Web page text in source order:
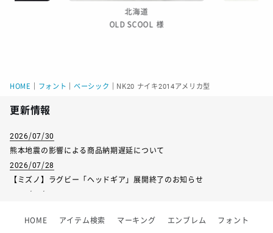
北海道
OLD SCOOL 様
HOME フォント ｜ベーシック NK20 ナイキ2014アメリカ型
更新情報
2026/07/30
熊本地震の影響による商品納期遅延について
2026/07/28
【ミズノ】ラグビー「ヘッドギア」展開終了のお知らせ
2026/07/01
2026/06/09
HOME アイテム検索 マーキング エンブレム フォント